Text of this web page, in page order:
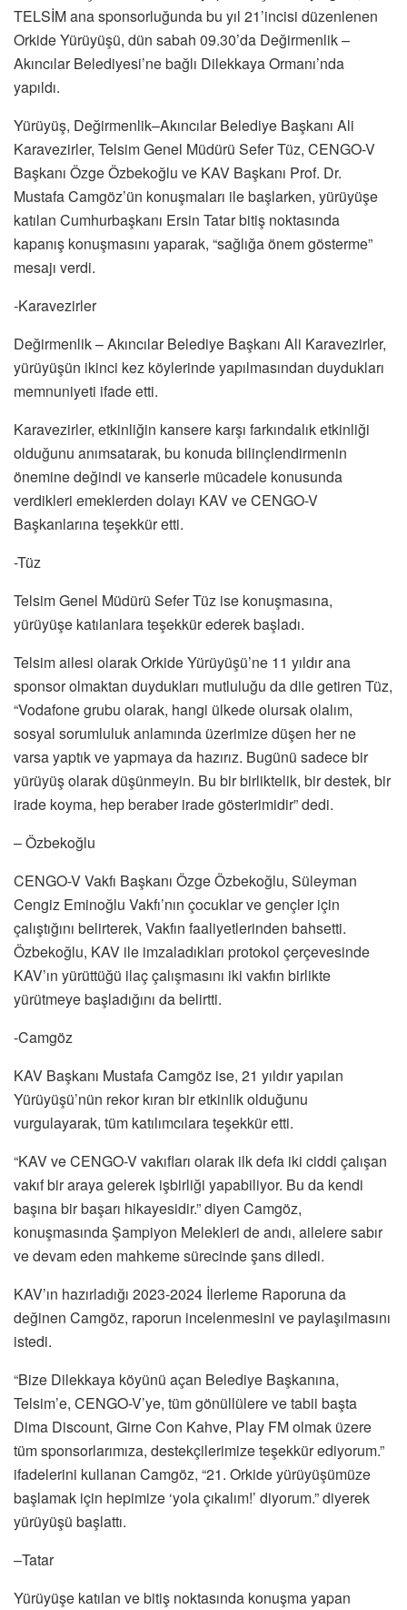
TELSİM ana sponsorluğunda bu yıl 21’incisi düzenlenen
Orkide Yürüyüşü, dün sabah 09.30’da Değirmenlik –
Akıncılar Belediyesi’ne bağlı Dilekkaya Ormanı’nda
yapıldı.
Yürüyüş, Değirmenlik–Akıncılar Belediye Başkanı Ali
Karavezirler, Telsim Genel Müdürü Sefer Tüz, CENGO-V
Başkanı Özge Özbekoğlu ve KAV Başkanı Prof. Dr.
Mustafa Camgöz’ün konuşmaları ile başlarken, yürüyüşe
katılan Cumhurbaşkanı Ersin Tatar bitiş noktasında
kapanış konuşmasını yaparak, “sağlığa önem gösterme”
mesajı verdi.
-Karavezirler
Değirmenlik – Akıncılar Belediye Başkanı Ali Karavezirler,
yürüyüşün ikinci kez köylerinde yapılmasından duydukları
memnuniyeti ifade etti.
Karavezirler, etkinliğin kansere karşı farkındalık etkinliği
olduğunu anımsatarak, bu konuda bilinçlendirmenin
önemine değindi ve kanserle mücadele konusunda
verdikleri emeklerden dolayı KAV ve CENGO-V
Başkanlarına teşekkür etti.
-Tüz
Telsim Genel Müdürü Sefer Tüz ise konuşmasına,
yürüyüşe katılanlara teşekkür ederek başladı.
Telsim ailesi olarak Orkide Yürüyüşü’ne 11 yıldır ana
sponsor olmaktan duydukları mutluluğu da dile getiren Tüz,
“Vodafone grubu olarak, hangi ülkede olursak olalım,
sosyal sorumluluk anlamında üzerimize düşen her ne
varsa yaptık ve yapmaya da hazırız. Bugünü sadece bir
yürüyüş olarak düşünmeyin. Bu bir birliktelik, bir destek, bir
irade koyma, hep beraber irade gösterimidir” dedi.
– Özbekoğlu
CENGO-V Vakfı Başkanı Özge Özbekoğlu, Süleyman
Cengiz Eminoğlu Vakfı’nın çocuklar ve gençler için
çalıştığını belirterek, Vakfın faaliyetlerinden bahsetti.
Özbekoğlu, KAV ile imzaladıkları protokol çerçevesinde
KAV’ın yürüttüğü ilaç çalışmasını iki vakfın birlikte
yürütmeye başladığını da belirtti.
-Camgöz
KAV Başkanı Mustafa Camgöz ise, 21 yıldır yapılan
Yürüyüşü’nün rekor kıran bir etkinlik olduğunu
vurgulayarak, tüm katılımcılara teşekkür etti.
“KAV ve CENGO-V vakıfları olarak ilk defa iki ciddi çalışan
vakıf bir araya gelerek işbirliği yapabiliyor. Bu da kendi
başına bir başarı hikayesidir.” diyen Camgöz,
konuşmasında Şampiyon Melekleri de andı, ailelere sabır
ve devam eden mahkeme sürecinde şans diledi.
KAV’ın hazırladığı 2023-2024 İlerleme Raporuna da
değinen Camgöz, raporun incelenmesini ve paylaşılmasını
istedi.
“Bize Dilekkaya köyünü açan Belediye Başkanına,
Telsim’e, CENGO-V’ye, tüm gönüllülere ve tabii başta
Dima Discount, Girne Con Kahve, Play FM olmak üzere
tüm sponsorlarımıza, destekçilerimize teşekkür ediyorum.”
ifadelerini kullanan Camgöz, “21. Orkide yürüyüşümüze
başlamak için hepimize ‘yola çıkalım!’ diyorum.” diyerek
yürüyüşü başlattı.
–Tatar
Yürüyüşe katılan ve bitiş noktasında konuşma yapan